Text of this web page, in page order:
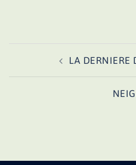
d’article
LA DERNIERE